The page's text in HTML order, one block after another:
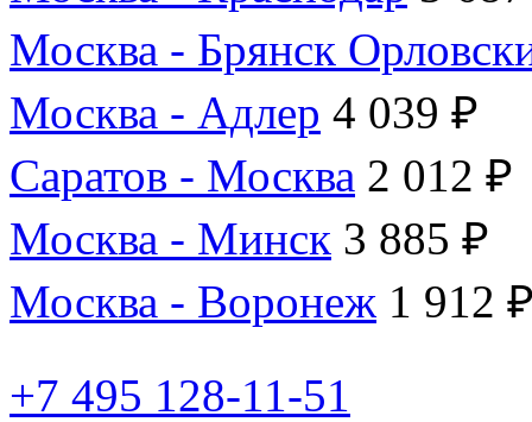
Москва - Брянск
Москва - Адлер 4 039 ₽
Саратов - Москва 2 012 ₽
Москва - Минск 3 885 ₽
Москва - Воронеж 1 912
+7 495 128-11-51